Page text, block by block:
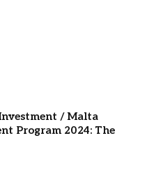
/ Malta
Program 2024: The